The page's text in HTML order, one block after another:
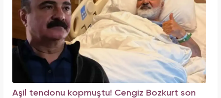
Aşil tendonu kopmuştu! Cengiz Bozkurt son